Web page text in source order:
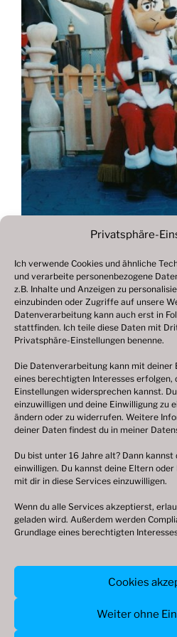
Privatsphäre-
Ich verwende Cookies und ähnliche
und verarbeite personenbezogene
z.B. Inhalte und Anzeigen zu
einzubinden oder Zugriffe auf unsere
Datenverarbeitung kann auch erst in
stattfinden. Ich teile diese Daten mit
Privatsphäre-Einstellungen benenne.
Die Datenverarbeitung kann mit deiner
eines berechtigten Interesses erfolgen,
Einstellungen widersprechen kannst.
einzuwilligen und deine Einwilligung zu
ändern oder zu widerrufen. Weitere
deiner Daten findest du in meiner
Du bist unter 16 Jahre alt? Dann
einwilligen. Du kannst deine Eltern
mit dir in diese Services einzuwilligen.
Wenn du alle Services akzeptierst,
geladen wird. Außerdem werden
Grundlage eines berechtigten
Cookies
Weiter ohne
Beitragsnavigation
Vorheriger
Beitrag
Fotogalerie 1998
© 2003 – 2025
|Cookie-Richtlinie EU|
© 2003 – 2026
Datenschutzerkärung|